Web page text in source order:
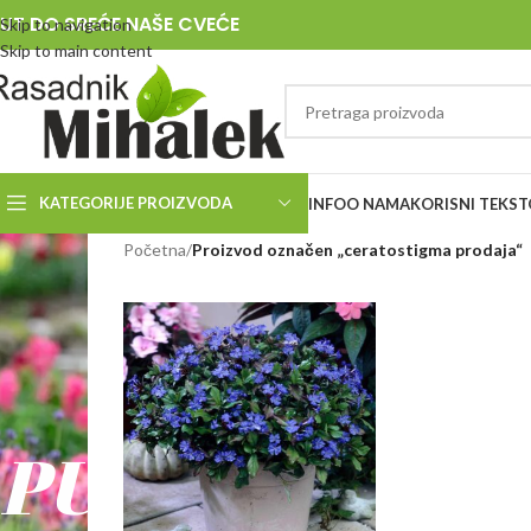
Skip to navigation
Skip to main content
DO SREĆE NAŠE CVEĆE
KATEGORIJE PROIZVODA INFOO NAMAKORISNI
RASADNIK
MIHALEK
PUT
Početna/Proizvod označen „ceratostigma prodaja“